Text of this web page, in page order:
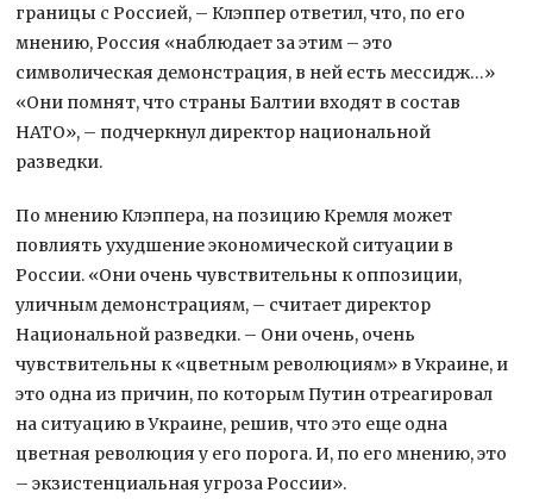
границы с Россией, – Клэппер ответил, что, по его
мнению, Россия «наблюдает за этим – это
символическая демонстрация, в ней есть мессидж…»
«Они помнят, что страны Балтии входят в состав
НАТО», – подчеркнул директор национальной
разведки.
По мнению Клэппера, на позицию Кремля может
повлиять ухудшение экономической ситуации в
России. «Они очень чувствительны к оппозиции,
уличным демонстрациям, – считает директор
Национальной разведки. – Они очень, очень
чувствительны к «цветным революциям» в Украине, и
это одна из причин, по которым Путин отреагировал
на ситуацию в Украине, решив, что это еще одна
цветная революция у его порога. И, по его мнению, это
– экзистенциальная угроза России».